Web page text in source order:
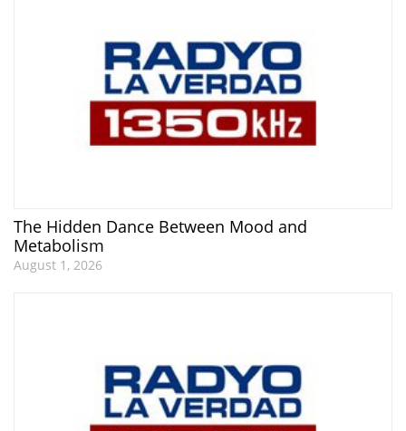
The Hidden Dance Between Mood and
Metabolism
August 1, 2026